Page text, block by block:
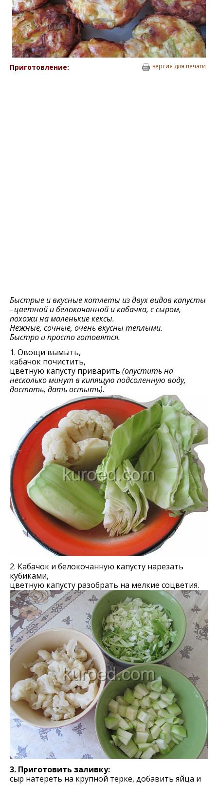
Приготовление: версия для печати
Быстрые и вкусные котлеты из двух видов капусты
- цветной и белокочанной и кабачка, с сыром,
похожи на маленькие кексы.
Нежные, сочные, очень вкусны теплыми.
Быстро и просто готовятся.
1. Овощи вымыть,
кабачок почистить,
цветную капусту приварить (опустить на
несколько минут в кипящую подсоленную воду,
достать, дать остыть).
2. Кабачок и белокочанную капусту нарезать
кубиками,
цветную капусту разобрать на мелкие соцветия.
3. Приготовить заливку:
сыр натереть на крупной терке, добавить яйца и